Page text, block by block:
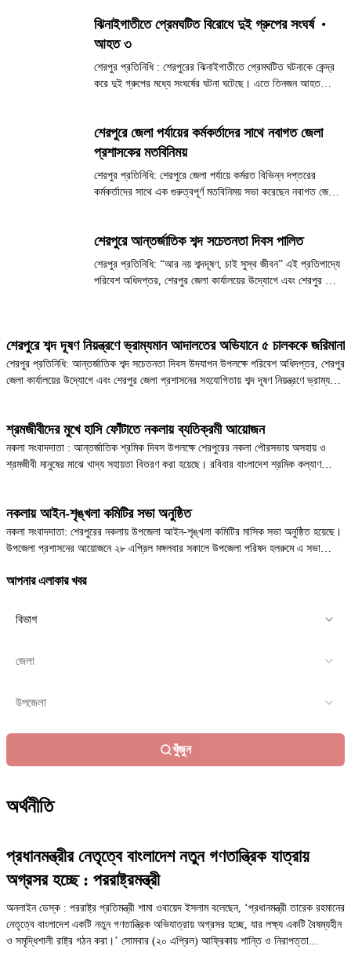
ঝিনাইগাতীতে প্রেমঘটিত বিরোধে দুই গ্রুপের সংঘর্ষ •
আহত ৩
শেরপুর প্রতিনিধি : শেরপুরের ঝিনাইগাতীতে প্রেমঘটিত ঘটনাকে কেন্দ্র
করে দুই গ্রুপের মধ্যে সংঘর্ষের ঘটনা ঘটেছে। এতে তিনজন আহত
ছেলে রিয়াদ,...
শেরপুরে জেলা পর্যায়ের কর্মকর্তাদের সাথে নবাগত জেলা
প্রশাসকের মতবিনিময়
শেরপুর প্রতিনিধি: শেরপুরে জেলা পর্যায়ে কর্মরত বিভিন্ন দপ্তরের
কর্মকর্তাদের সাথে এক গুরুত্বপূর্ণ মতবিনিময় সভা করেছেন নবাগত জেলা
শেরপুরে আন্তর্জাতিক শব্দ সচেতনতা দিবস পালিত
শেরপুর প্রতিনিধি: “আর নয় শব্দদূষণ, চাই সুস্থ জীবন” এই প্রতিপাদ্যে
পরিবেশ অধিদপ্তর, শেরপুর জেলা কার্যালয়ের উদ্যোগে এবং শেরপুর জেলা
শেরপুরে শব্দ দূষণ নিয়ন্ত্রণে ভ্রাম্যমান আদালতের অভিযানে ৫ চালককে জরিমানা
শেরপুর প্রতিনিধি: আন্তর্জাতিক শব্দ সচেতনতা দিবস উদযাপন উপলক্ষে পরিবেশ অধিদপ্তর, শেরপুর
জেলা কার্যালয়ের উদ্যোগে এবং শেরপুর জেলা প্রশাসনের সহযোগিতায় শব্দ দূষণ নিয়ন্ত্রণে ভ্রাম্যমান
শ্রমজীবীদের মুখে হাসি ফোঁটাতে নকলায় ব্যতিক্রমী আয়োজন
নকলা সংবাদদাতা : আন্তর্জাতিক শ্রমিক দিবস উপলক্ষে শেরপুরের নকলা পৌরসভায় অসহায় ও
শ্রমজীবী মানুষের মাঝে খাদ্য সহায়তা বিতরণ করা হয়েছে। রবিবার বাংলাদেশ শ্রমিক কল্যাণ
নকলায় আইন-শৃঙ্খলা কমিটির সভা অনুষ্ঠিত
নকলা সংবাদদাতা: শেরপুরের নকলায় উপজেলা আইন-শৃঙ্খলা কমিটির মাসিক সভা অনুষ্ঠিত হয়েছে।
উপজেলা প্রশাসনের আয়োজনে ২৮ এপ্রিল মঙ্গলবার সকালে উপজেলা পরিষদ হলরুমে এ সভা
আইন-শৃঙ্খলা...
আপনার এলাকার খবর
খুঁজুন
অর্থনীতি
প্রধানমন্ত্রীর নেতৃত্বে বাংলাদেশ নতুন গণতান্ত্রিক যাত্রায়
অগ্রসর হচ্ছে : পররাষ্ট্রমন্ত্রী
অনলাইন ডেস্ক : পররাষ্ট্র প্রতিমন্ত্রী শামা ওবায়েদ ইসলাম বলেছেন, ‘প্রধানমন্ত্রী তারেক রহমানের
নেতৃত্বে বাংলাদেশ একটি নতুন গণতান্ত্রিক অভিযাত্রায় অগ্রসর হচ্ছে, যার লক্ষ্য একটি বৈষম্যহীন
ও সমৃদ্ধিশালী রাষ্ট্র গঠন করা।’ সোমবার (২০ এপ্রিল) আফ্রিকায় শান্তি ও নিরাপত্তা...